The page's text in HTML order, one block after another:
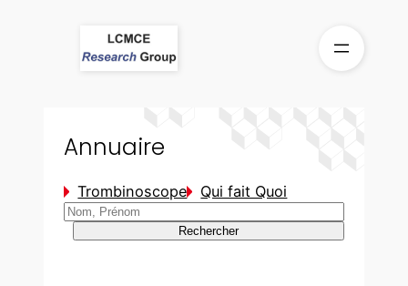
Annuaire
Trombinoscope Qui fait Quoi
Rechercher